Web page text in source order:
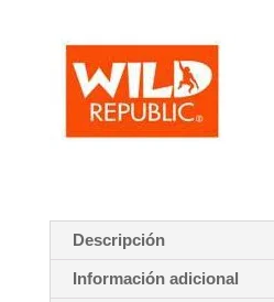
Descripción
Información adicional